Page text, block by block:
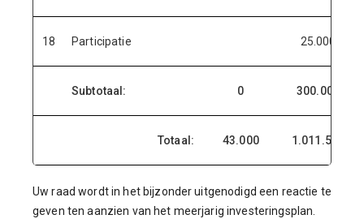
18 Participatie 25.000
Subtotaal: 0 300.000
Totaal: 43.000 1.011.500
Uw raad wordt in het bijzonder uitgenodigd een reactie te
geven ten aanzien van het meerjarig investeringsplan.